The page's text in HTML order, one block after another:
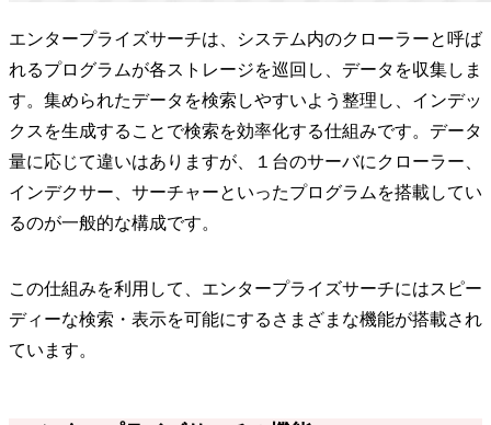
エンタープライズサーチは、システム内のクローラーと呼ば
れるプログラムが各ストレージを巡回し、データを収集しま
す。集められたデータを検索しやすいよう整理し、インデッ
クスを生成することで検索を効率化する仕組みです。データ
量に応じて違いはありますが、１台のサーバにクローラー、
インデクサー、サーチャーといったプログラムを搭載してい
るのが一般的な構成です。
この仕組みを利用して、エンタープライズサーチにはスピー
ディーな検索・表示を可能にするさまざまな機能が搭載され
ています。